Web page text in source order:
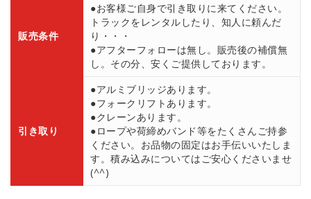
販売条件
●お客様ご自身で引き取りに来てください。
トラックをレンタルしたり、知人に頼んだ
り・・・
●アフターフォローは無し。販売後の補償無
し。その分、安くご提供しております。
引き取り
●アルミブリッジあります。
●フォークリフトあります。
●クレーンあります。
●ロープや荷締めバンド等をたくさんご持参
ください。お品物の固定はお手伝いいたしま
す。積み込みについてはご安心くださいませ
(^^)